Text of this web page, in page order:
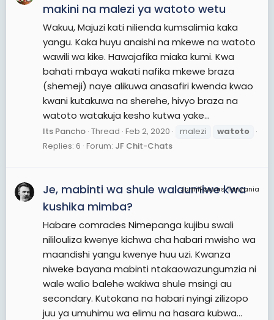
makini na malezi ya watoto wetu
Wakuu, Majuzi kati nilienda kumsalimia kaka
yangu. Kaka huyu anaishi na mkewe na watoto
wawili wa kike. Hawajafika miaka kumi. Kwa
bahati mbaya wakati nafika mkewe braza
(shemeji) naye alikuwa anasafiri kwenda kwao
kwani kutakuwa na sherehe, hivyo braza na
watoto watakuja kesho kutwa yake...
Its Pancho Thread Feb 2, 2020 malezi
watoto
Replies: 6 Forum: JF Chit-Chats
JamiiForums Tanzania
Je, mabinti wa shule walaumiwe kwa
kushika mimba?
Habare comrades Nimepanga kujibu swali
nililouliza kwenye kichwa cha habari mwisho wa
maandishi yangu kwenye huu uzi. Kwanza
niweke bayana mabinti ntakaowazungumzia ni
wale walio balehe wakiwa shule msingi au
secondary. Kutokana na habari nyingi zilizopo
juu ya umuhimu wa elimu na hasara kubwa...